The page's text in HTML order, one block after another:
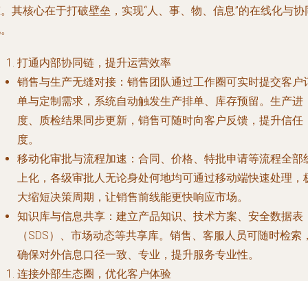
其核心在于打破壁垒，实现“人、事、物、信息”的在线化与协
打通内部协同链，提升运营效率
销售与生产无缝对接 ：销售团队通过工作圈可实时提交客户
单与定制需求，系统自动触发生产排单、库存预留。生产进
度、质检结果同步更新，销售可随时向客户反馈，提升信任
度。
移动化审批与流程加速 ：合同、价格、特批申请等流程全部
上化，各级审批人无论身处何地均可通过移动端快速处理，
大缩短决策周期，让销售前线能更快响应市场。
知识库与信息共享 ：建立产品知识、技术方案、安全数据表
（SDS）、市场动态等共享库。销售、客服人员可随时检索
确保对外信息口径一致、专业，提升服务专业性。
连接外部生态圈，优化客户体验